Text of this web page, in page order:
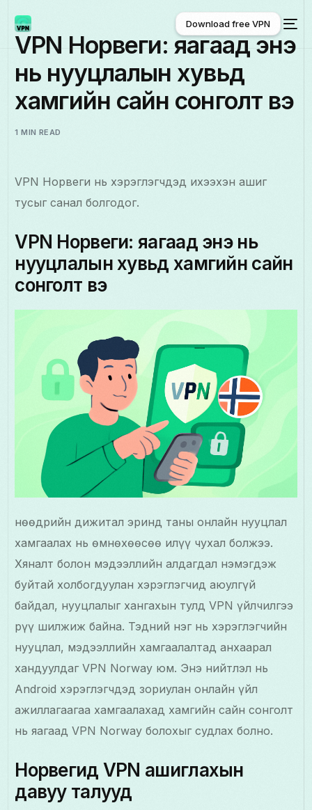
Монгол
Download free VPN
Download free VPN
VPN Норвеги: яагаад энэ
нь нууцлалын хувьд
хамгийн сайн сонголт вэ
1 MIN READ
VPN Норвеги нь хэрэглэгчдэд ихээхэн ашиг
тусыг санал болгодог.
VPN Норвеги: яагаад энэ нь
нууцлалын хувьд хамгийн сайн
сонголт вэ
Өнөөдрийн дижитал эринд таны онлайн нууцлал
хамгаалах нь өмнөхөөсөө илүү чухал болжээ.
Хяналт болон мэдээллийн алдагдал нэмэгдэж
буйтай холбогдуулан хэрэглэгчид аюулгүй
байдал, нууцлалыг хангахын тулд VPN үйлчилгээ
рүү шилжиж байна. Тэдний нэг нь хэрэглэгчийн
нууцлал, мэдээллийн хамгаалалтад анхаарал
хандуулдаг VPN Norway юм. Энэ нийтлэл нь
Android хэрэглэгчдэд зориулан онлайн үйл
ажиллагаагаа хамгаалахад хамгийн сайн сонголт
нь яагаад VPN Norway болохыг судлах болно.
Норвегид VPN ашиглахын
давуу талууд